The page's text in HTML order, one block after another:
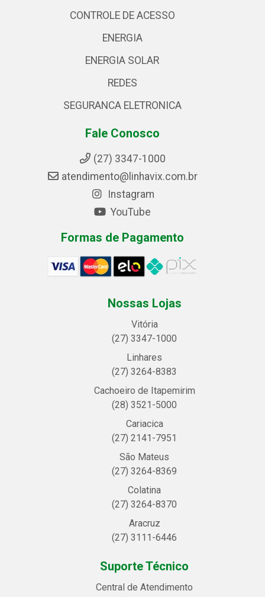
CONTROLE DE ACESSO
ENERGIA
ENERGIA SOLAR
REDES
SEGURANCA ELETRONICA
Fale Conosco
(27) 3347-1000
atendimento@linhavix.com.br
Instagram
YouTube
Formas de Pagamento
Nossas Lojas
Vitória
(27) 3347-1000
Linhares
(27) 3264-8383
Cachoeiro de Itapemirim
(28) 3521-5000
Cariacica
(27) 2141-7951
São Mateus
(27) 3264-8369
Colatina
(27) 3264-8370
Aracruz
(27) 3111-6446
Suporte Técnico
Central de Atendimento